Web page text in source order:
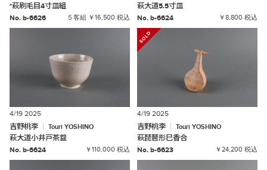
*萩刷毛目4寸皿組
No. b-6626
５客組 ￥16,500 税込
萩大道5.5寸皿
No. b-6624
￥8,800 税込
4/19 2025
吉野桃李
Touri YOSHINO
萩大道小井戸茶盌
No. b-6624
￥110,000 税込
4/19 2025
吉野桃李
Touri YOSHINO
萩琵琶形巳香合
No. b-6623
￥24,200 税込